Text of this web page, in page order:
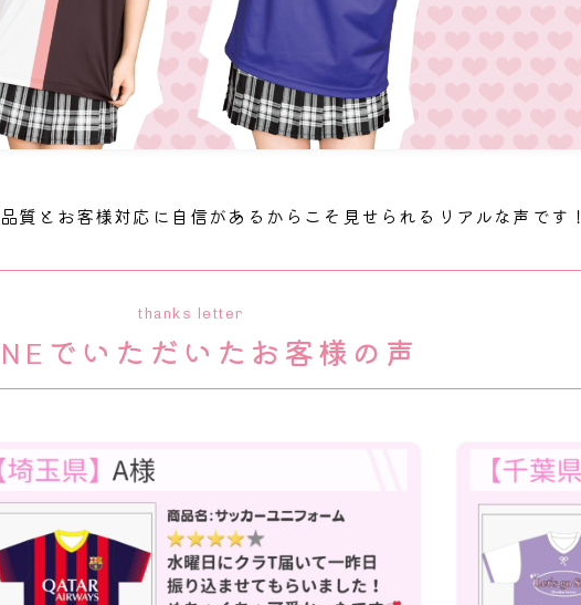
とお客様対応に自信があるからこそ見せられるリアルな声です！
thanks letter
でいただいたお客様の声